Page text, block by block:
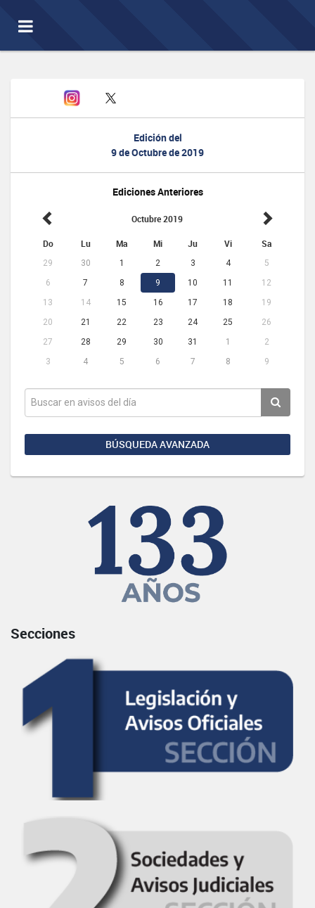
Toggle
navigation
Edición del
9 de Octubre de 2019
Ediciones Anteriores
Octubre 2019
Do Lu Ma Mi Ju Vi Sa
29 30 1 2 3 4
5
6
7 8 9 10 11
12
13
14 15 16 17 18
19
20
21 22 23 24 25
26
27
28 29 30 31 1
2
3
4 5 6 7 8 9
BÚSQUEDA AVANZADA
Secciones